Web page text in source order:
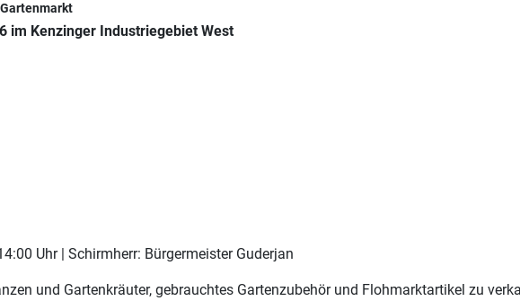
im Kenzinger Industriegebiet West
Uhr | Schirmherr: Bürgermeister Guderjan
und Gartenkräuter, gebrauchtes Gartenzubehör und Flohmarktartikel zu